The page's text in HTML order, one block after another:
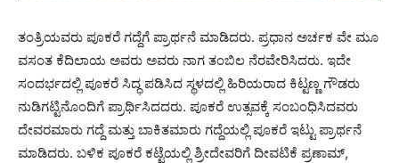
ತಂತ್ರಿಯವರು ಪೂಕರೆ ಗದ್ದೆಗೆ ಪ್ರಾರ್ಥನೆ ಮಾಡಿದರು. ಪ್ರಧಾನ ಅರ್ಚಕ ವೇ ಮೂ
ವಸಂತ ಕೆದಿಲಾಯ ಅವರು ಅವರು ನಾಗ ತಂಬಿಲ ನೆರವೇರಿಸಿದರು. ಇದೇ
ಸಂದರ್ಭದಲ್ಲಿ ಪೂಕರೆ ಸಿದ್ಧ ಪಡಿಸಿದ ಸ್ಥಳದಲ್ಲಿ ಹಿರಿಯರಾದ ಕಿಟ್ಟಣ್ಣ ಗೌಡರು
ನುಡಿಗಟ್ಟಿನೊಂದಿಗೆ ಪ್ರಾರ್ಥಿಸಿದದರು. ಪೂಕರೆ ಉತ್ಸವಕ್ಕೆ ಸಂಬಂಧಿಸಿದವರು
ದೇವರಮಾರು ಗದ್ದೆ ಮತ್ತು ಬಾಕಿತಮಾರು ಗದ್ದೆಯಲ್ಲಿ ಪೂಕರೆ ಇಟ್ಟು ಪ್ರಾರ್ಥನೆ
ಮಾಡಿದರು. ಬಳಿಕ ಪೂಕರೆ ಕಟ್ಟೆಯಲ್ಲಿ ಶ್ರೀದೇವರಿಗೆ ದೀವಟಿಕೆ ಪ್ರಣಾಮ್,